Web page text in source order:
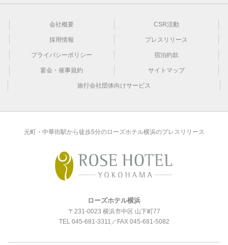
会社概要 CSR活動
採用情報 プレスリリース
プライバシーポリシー 宿泊約款
宴会・催事規約 サイトマップ
旅行会社団体向けサービス
元町・中華街駅から徒歩5分のローズホテル横浜のプレスリリース
ローズホテル横浜
〒231-0023 横浜市中区 山下町77
TEL 045-681-3311 ／FAX 045-681-5082